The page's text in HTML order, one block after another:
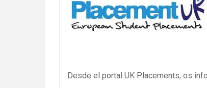
Desde el portal UK Placements, os